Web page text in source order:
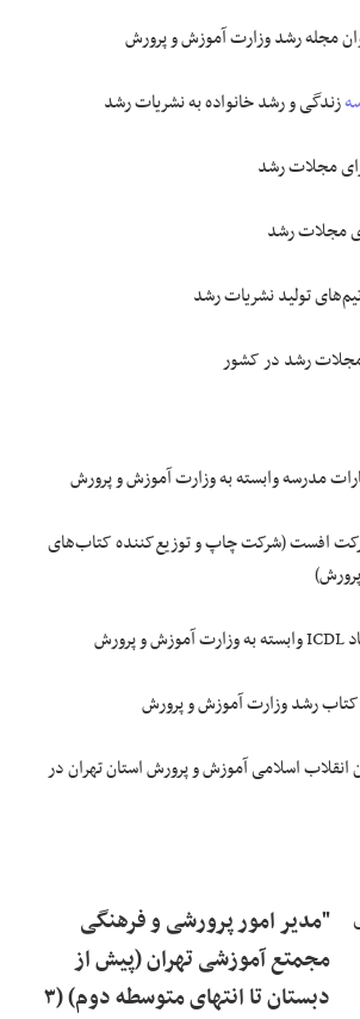
زندگی و رشد خانواده به نشریات رشد
مجلات رشد
مجلات رشد
تولید نشریات رشد
رشد در کشور
مدرسه وابسته به وزارت آموزش و پرورش
افست (شرکت چاپ و توزیع‌کننده کتاب‌های
انقلاب اسلامی آموزش و پرورش استان تهران در
"مدیر امور پرورشی و فرهنگی
مجمتع آموزشی تهران (پیش از
دبستان تا انتهای متوسطه دوم) (۳